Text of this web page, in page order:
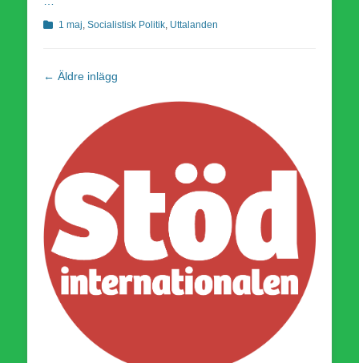
Kategorier
1 maj, Socialistisk Politik, Uttalanden
Inläggsnavigering
← Äldre inlägg